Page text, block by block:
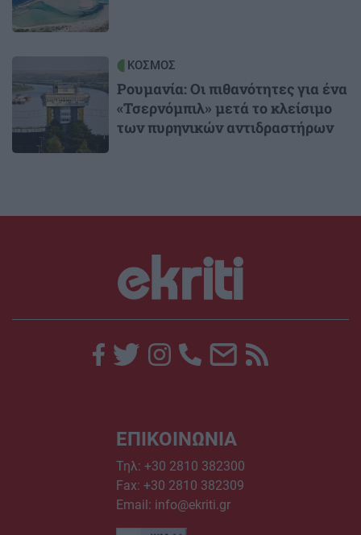
ΚΟΣΜΟΣ
Ρουμανία: Οι πιθανότητες για ένα
«Τσερνόμπιλ» μετά το κλείσιμο
των πυρηνικών αντιδραστήρων
ΕΠΙΚΟΙΝΩΝΙΑ
Τηλ: +30 2810 382300
Fax: +30 2810 382309
Email: info@ekriti.gr